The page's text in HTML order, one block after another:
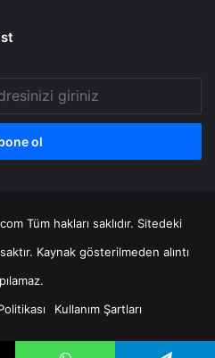
Tüm hakları saklıdır. Sitedeki
Kaynak gösterilmeden alıntı
Kullanım Şartları